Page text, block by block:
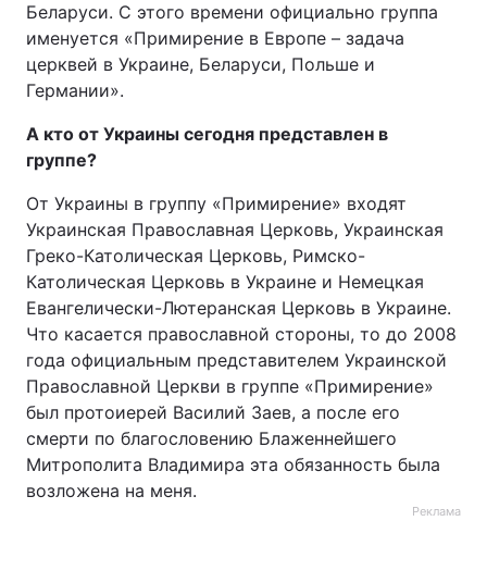
Беларуси. С этого времени официально группа
именуется «Примирение в Европе – задача
церквей в Украине, Беларуси, Польше и
Германии».
А кто от Украины сегодня представлен в
группе?
От Украины в группу «Примирение» входят
Украинская Православная Церковь, Украинская
Греко-Католическая Церковь, Римско-
Католическая Церковь в Украине и Немецкая
Евангелически-Лютеранская Церковь в Украине.
Что касается православной стороны, то до 2008
года официальным представителем Украинской
Православной Церкви в группе «Примирение»
был протоиерей Василий Заев, а после его
смерти по благословению Блаженнейшего
Митрополита Владимира эта обязанность была
возложена на меня.
Реклама